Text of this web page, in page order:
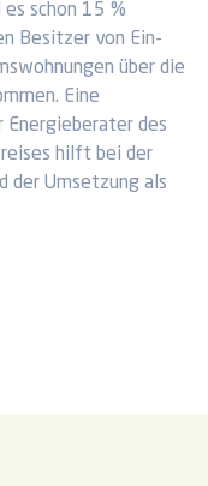
schon 15 %
Besitzer von Ein-
über die
Eine
Energieberater des
hilft bei der
der Umsetzung als